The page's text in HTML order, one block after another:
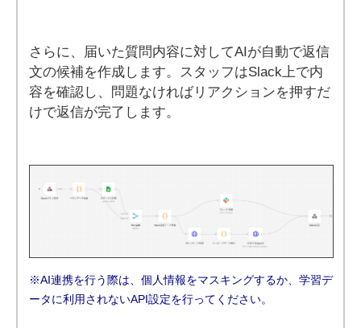
さらに、届いた質問内容に対してAIが自動で返信
文の候補を作成します。スタッフはSlack上で内
容を確認し、問題なければリアクションを押すだ
けで返信が完了します。
※AI連携を行う際は、個人情報をマスキングするか、学習デ
ータに利用されないAPI設定を行ってください。